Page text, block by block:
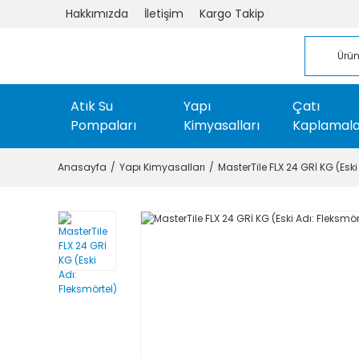
Hakkımızda İletişim Kargo Takip
Atık Su
Pompaları
Yapı
Kimyasalları
Çatı
Anasayfa Yapı Kimyasalları MasterTile FLX 24 GRİ KG